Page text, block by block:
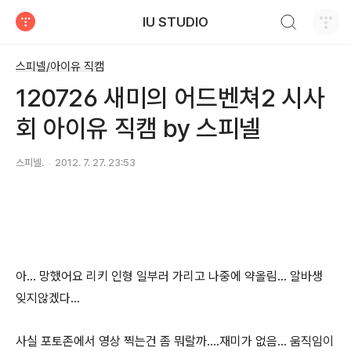
IU STUDIO
스피넬/아이유 직캠
120726 새미의 어드벤쳐2 시사
회 아이유 직캠 by 스피넬
스피넬. 2012. 7. 27. 23:53
아... 망했어요 리키 인형 일부러 가리고 나중에 약올림... 알바생
잊지않겠다...
사실 포토존에서 영상 찍는건 좀 뭐랄까....재미가 없음... 움직임이